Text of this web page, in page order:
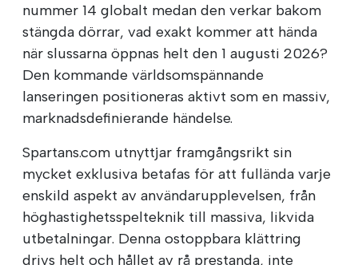
nummer 14 globalt medan den verkar bakom
stängda dörrar, vad exakt kommer att hända
när slussarna öppnas helt den 1 augusti 2026?
Den kommande världsomspännande
lanseringen positioneras aktivt som en massiv,
marknadsdefinierande händelse.
Spartans.com utnyttjar framgångsrikt sin
mycket exklusiva betafas för att fullända varje
enskild aspekt av användarupplevelsen, från
höghastighetsspelteknik till massiva, likvida
utbetalningar. Denna ostoppbara klättring
drivs helt och hållet av rå prestanda, inte